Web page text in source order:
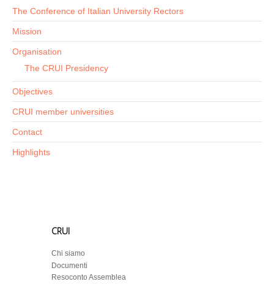
The Conference of Italian University Rectors
Mission
Organisation
The CRUI Presidency
Objectives
CRUI member universities
Contact
Highlights
CRUI
Chi siamo
Documenti
Resoconto Assemblea